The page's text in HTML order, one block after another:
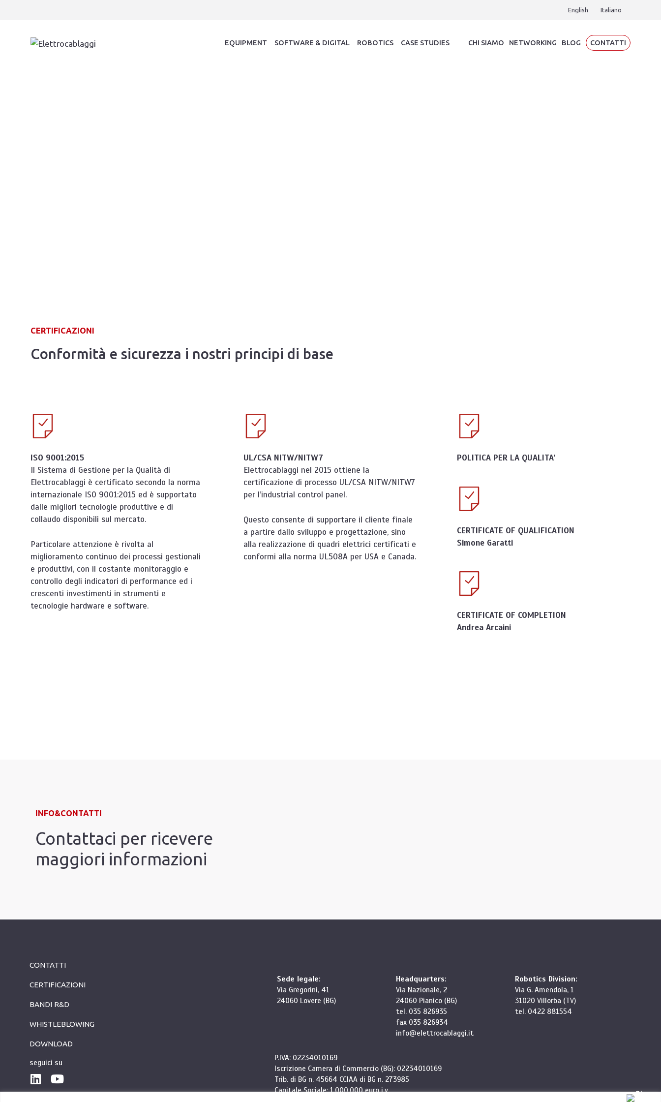
English Italiano
EQUIPMENT SOFTWARE & DIGITAL ROBOTICS CASE STUDIES CHI SIAMO NETWORKING BLOG CONTATTI
CERTIFICAZIONI
Conformità e sicurezza i nostri principi di base
ISO 9001:2015
Il Sistema di Gestione per la Qualità di
Elettrocablaggi è certificato secondo la norma
internazionale ISO 9001:2015 ed è supportato
dalle migliori tecnologie produttive e di
collaudo disponibili sul mercato.
Particolare attenzione è rivolta al
miglioramento continuo dei processi gestionali
e produttivi, con il costante monitoraggio e
controllo degli indicatori di performance ed i
crescenti investimenti in strumenti e
tecnologie hardware e software.
UL/CSA NITW/NITW7
Elettrocablaggi nel 2015 ottiene la
certificazione di processo UL/CSA NITW/NITW7
per l’industrial control panel.
Questo consente di supportare il cliente finale
a partire dallo sviluppo e progettazione, sino
alla realizzazione di quadri elettrici certificati e
conformi alla norma UL508A per USA e Canada.
POLITICA PER LA QUALITA’
CERTIFICATE OF QUALIFICATION
Simone Garatti
CERTIFICATE OF COMPLETION
Andrea Arcaini
INFO&CONTATTI
Contattaci per ricevere
maggiori informazioni
CONTATTI
CERTIFICAZIONI
BANDI R&D
WHISTLEBLOWING
DOWNLOAD
seguici su
Sede legale:
Via Gregorini, 41
24060 Lovere (BG)
Headquarters:
Via Nazionale, 2
24060 Pianico (BG)
tel. 035 826935
fax 035 826934
info@elettrocablaggi.it
Robotics Division:
Via G. Amendola, 1
31020 Villorba (TV)
tel. 0422 881554
P.IVA: 02234010169
Iscrizione Camera di Commercio (BG): 02234010169
Trib. di BG n. 45664 CCIAA di BG n. 273985
Capitale Sociale: 1.000.000 euro i.v.